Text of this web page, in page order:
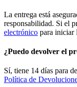
La entrega está
responsabilidad. Si el
electrónico para iniciar
¿Puedo devolver el
Sí, tiene 14 días para
Política de